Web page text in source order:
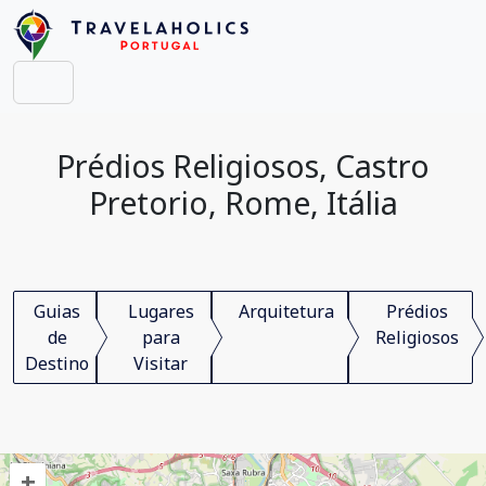
Prédios Religiosos, Castro
Pretorio, Rome, Itália
Guias
de
Destino
Lugares
para
Visitar
Arquitetura
Prédios
Religiosos